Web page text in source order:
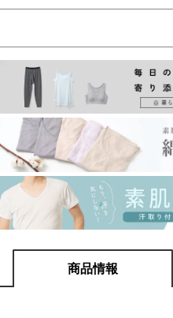
商品情報